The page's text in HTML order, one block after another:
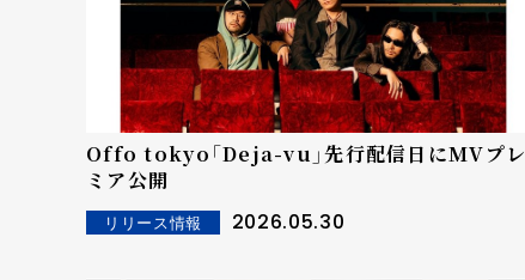
Offo tokyo「Deja-vu」先行配信日にMVプレ
ミア公開
リリース情報 2026.05.30